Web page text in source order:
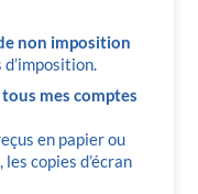
non imposition
d’imposition.
mes comptes
en papier ou
copies d’écran